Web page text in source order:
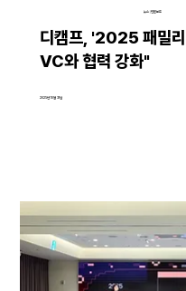
2025년 10월 31일
디캠프, '2025 패밀
VC와 협력 강화"
뉴스│언론보도